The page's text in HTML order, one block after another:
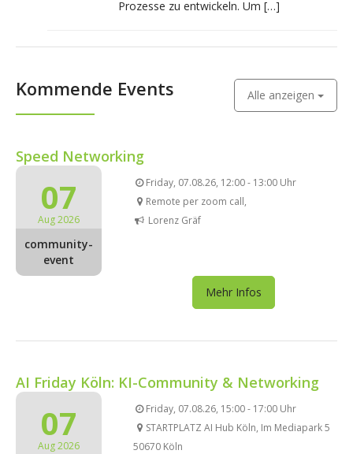
Prozesse zu entwickeln. Um […]
Kommende Events Alle anzeigen
Speed Networking
07
Aug 2026
community-
event
Friday, 07.08.26, 12:00 - 13:00 Uhr
Remote per zoom call,
Lorenz Gräf
Mehr Infos
AI Friday Köln: KI-Community & Networking
07
Aug 2026
Friday, 07.08.26, 15:00 - 17:00 Uhr
STARTPLATZ AI Hub Köln, Im Mediapark 5
50670 Köln